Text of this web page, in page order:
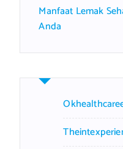
Manfaat Lemak
Anda